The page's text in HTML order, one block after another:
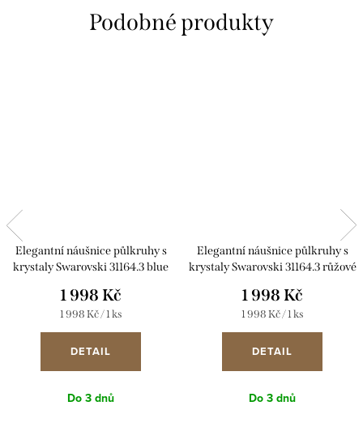
Elegantní náušnice půlkruhy s
krystaly Swarovski 31164.3 blue
1 998 Kč
Měrná
cena:
1 998 Kč / 1 ks
DETAIL
Do 3 dnů
Elegantní náušnice půlkruhy s
krystaly Swarovski 31164.3 růžové
1 998 Kč
Měrná
cena:
1 998 Kč / 1 ks
DETAIL
Do 3 dnů